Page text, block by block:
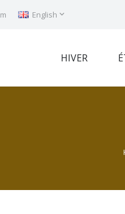
English
HIVER